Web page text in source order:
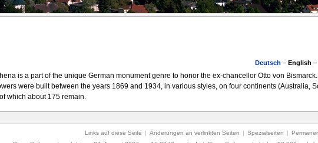
Deutsch – English –
is a part of the unique German monument genre to honor the ex-chancellor Otto von Bismarck.
were built between the years 1869 and 1934, in various styles, on four continents (Australia,
which about 175 remain.
Links auf diese Seite | Änderungen an verlinkten Seiten | Spezialseiten |